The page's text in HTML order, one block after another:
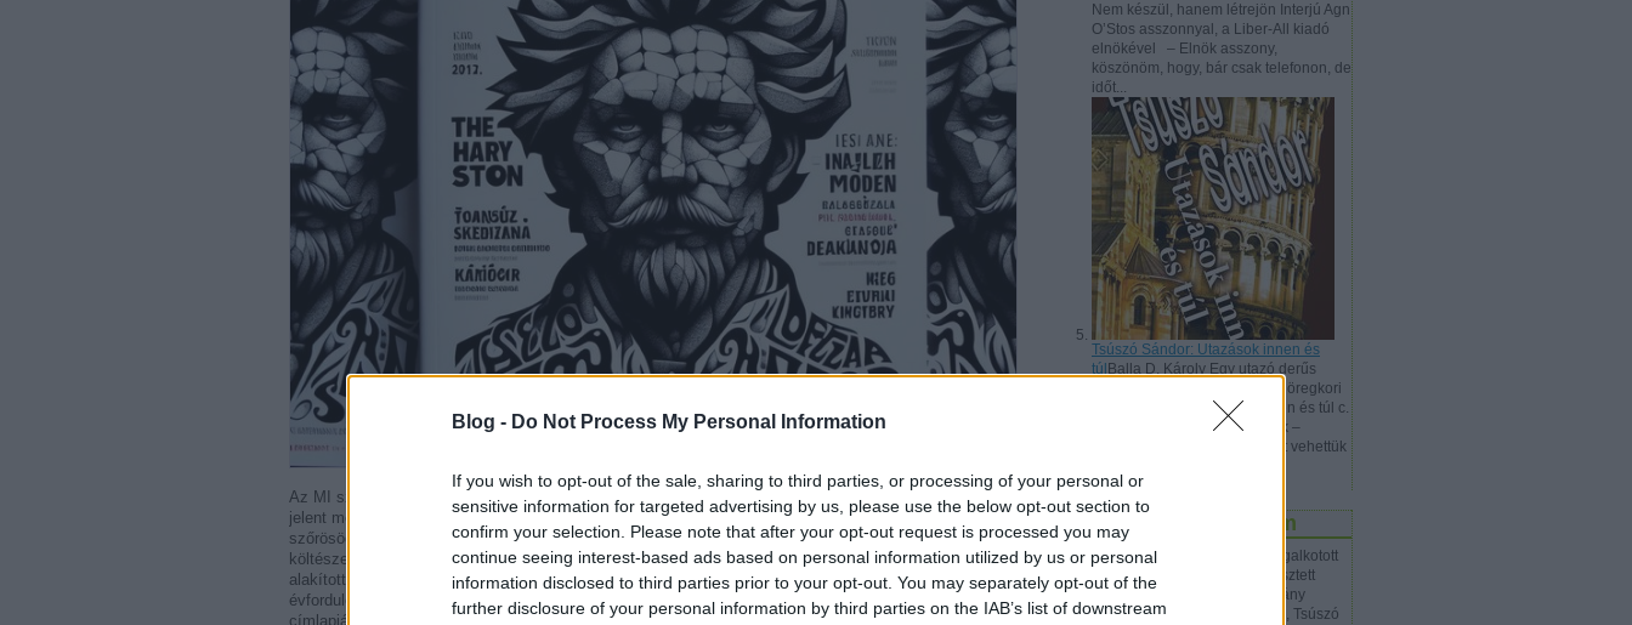
Blog - Do Not Process My Personal Information
If you wish to opt-out of the sale, sharing to third parties, or processing of your personal or
sensitive information for targeted advertising by us, please use the below opt-out section to
confirm your selection. Please note that after your opt-out request is processed you may
continue seeing interest-based ads based on personal information utilized by us or personal
information disclosed to third parties prior to your opt-out. You may separately opt-out of the
further disclosure of your personal information by third parties on the IAB’s list of downstream
Nem készül, hanem létrejön Interjú Agn
O’Stos asszonnyal, a Liber-All kiadó
elnökével – Elnök asszony,
köszönöm, hogy, bár csak telefonon, de
időt...
Tsúszó Sándor: Utazások innen és
túl Balla D. Károly Egy utazó derűs
rezignáltsága Tsúszó Sándor öregkori
remekének, az Utazások innen és túl c.
„úti esszének” immár második –
alaposan kibővített – kiadását vehettük
Az én Tsúszó Sándorom
Első két regényem jobbára a megalkotott
Nincsről, a pontosan megszerkesztett
Semmiről szól, és miközben a hiány
létezését kívántam megteremteni, Tsúszó
Az MI szerint a Szőrös Kő
egy felvidéki magyar irodalmi folyóirat volt, amely 1989 és 2012 között
jelent meg. A folyóirat neve Tsúszó Sándor költő egyik verséből származik ("hömbörgetett kő meg nem
szőrösödik"), aki 1941-ben halt meg a második világháborúban. Tsúszó Sándor a modern magyar
költészet egyik legjelentősebb alakja volt, aki a szürrealizmus és az expresszionizmus hatására
alakította ki sajátos stílusát. A folyóirat 2011-ben különszámot szentelt Tsúszó Sándor halálának 70.
évfordulójának, amelyben többek között a költő életéről, műveiről és hatásáról írtak. A különszám
címlapján egy fotó látható Tsúszó Sándorról, aki egy szőrös kővel a kezében áll. A lap angol